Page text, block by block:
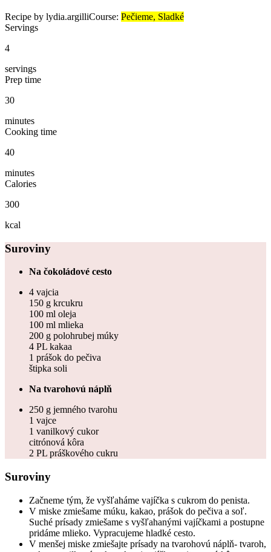
Recipe by lydia.argilliCourse: Pečieme, Sladké
Servings
4
servings
Prep time
30
minutes
Cooking time
40
minutes
Calories
300
kcal
Suroviny
Na čokoládové cesto
4 vajcia
150 g krcukru
100 ml oleja
100 ml mlieka
200 g polohrubej múky
4 PL kakaa
1 prášok do pečiva
štipka soli
Na tvarohovú náplň
250 g jemného tvarohu
1 vajce
1 vanilkový cukor
citrónová kôra
2 PL práškového cukru
Suroviny
Začneme tým, že vyšľaháme vajíčka s cukrom do penista.
V miske zmiešame múku, kakao, prášok do pečiva a soľ.
Suché prísady zmiešame s vyšľahanými vajíčkami a postupne
pridáme mlieko. Vypracujeme hladké cesto.
V menšej miske zmiešajte prísady na tvarohovú náplň- tvaroh,